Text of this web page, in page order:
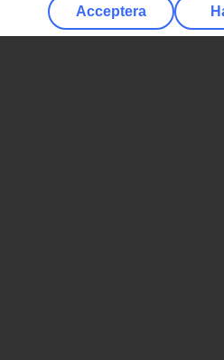
Acceptera